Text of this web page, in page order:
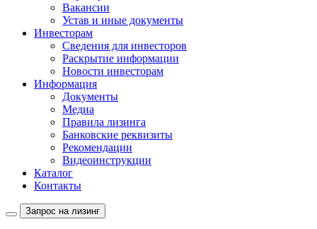
Вакансии
Устав и иные документы
Инвесторам
Сведения для инвесторов
Раскрытие информации
Новости инвесторам
Информация
Документы
Медиа
Правила лизинга
Банковские реквизиты
Рекомендации
Видеоинструкции
Каталог
Контакты
Запрос на лизинг